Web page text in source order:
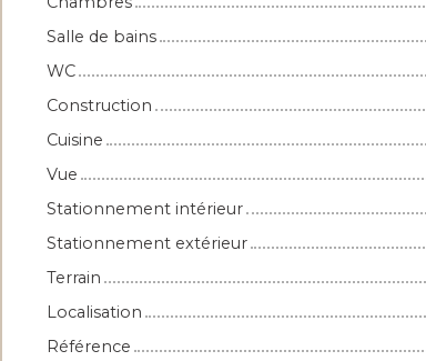
Salle de bains
WC
Construction
Cuisine
Vue
Stationnement intérieur
Stationnement extérieur
Terrain
Localisation
Référence